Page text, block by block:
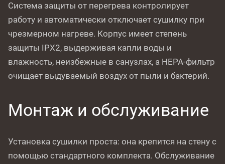
Система защиты от перегрева контролирует
работу и автоматически отключает сушилку при
чрезмерном нагреве. Корпус имеет степень
защиты IPX2, выдерживая капли воды и
влажность, неизбежные в санузлах, а HEPA-фильтр
очищает выдуваемый воздух от пыли и бактерий.
Монтаж и обслуживание
Установка сушилки проста: она крепится на стену с
помощью стандартного комплекта. Обслуживание